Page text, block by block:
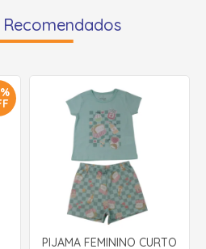
PIJAMA FEMININO CURTO